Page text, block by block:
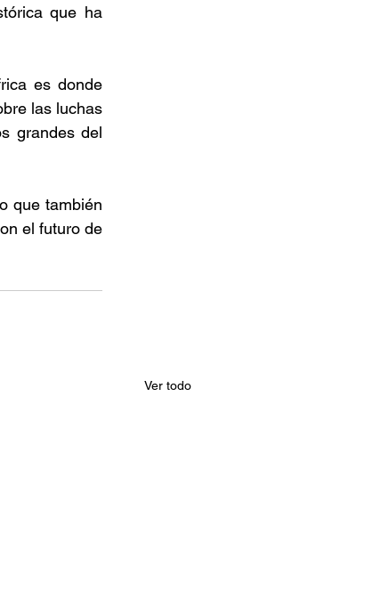
que ha
es donde
las luchas
grandes del
que también
el futuro de
Ver todo